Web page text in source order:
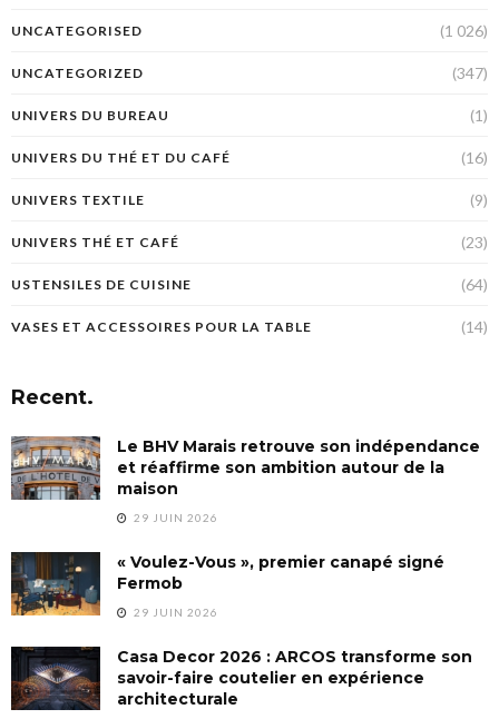
UNCATEGORISED (1 026)
UNCATEGORIZED (347)
UNIVERS DU BUREAU (1)
UNIVERS DU THÉ ET DU CAFÉ (16)
UNIVERS TEXTILE (9)
UNIVERS THÉ ET CAFÉ (23)
USTENSILES DE CUISINE (64)
VASES ET ACCESSOIRES POUR LA TABLE (14)
Recent.
Le BHV Marais retrouve son indépendance
et réaffirme son ambition autour de la
maison
29 JUIN 2026
« Voulez-Vous », premier canapé signé
Fermob
29 JUIN 2026
Casa Decor 2026 : ARCOS transforme son
savoir-faire coutelier en expérience
architecturale